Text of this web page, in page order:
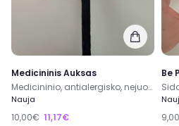
Medicininis Auksas
Medicininio, antialergisko, nejuoduojancio metalo auskarai
Nauja
10,00€ 11,17€
Be